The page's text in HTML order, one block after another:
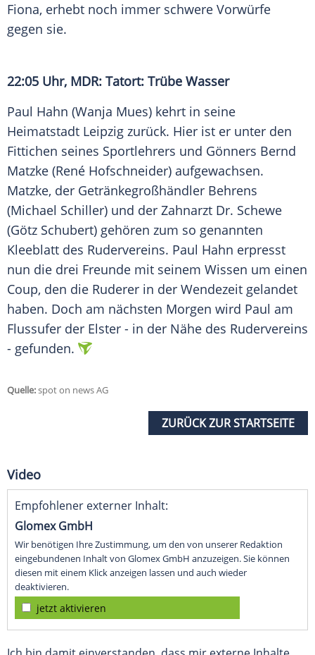
Fiona, erhebt noch immer schwere Vorwürfe
gegen sie.
22:05 Uhr, MDR: Tatort: Trübe Wasser
Paul Hahn (Wanja Mues) kehrt in seine
Heimatstadt Leipzig zurück. Hier ist er unter den
Fittichen seines Sportlehrers und Gönners Bernd
Matzke (René Hofschneider) aufgewachsen.
Matzke, der Getränkegroßhändler Behrens
(Michael Schiller) und der Zahnarzt Dr. Schewe
(Götz Schubert) gehören zum so genannten
Kleeblatt des Rudervereins. Paul Hahn erpresst
nun die drei Freunde mit seinem Wissen um einen
Coup, den die Ruderer in der Wendezeit gelandet
haben. Doch am nächsten Morgen wird Paul am
Flussufer der Elster - in der Nähe des Rudervereins
- gefunden.
Quelle:spot on news AG
ZURÜCK ZUR STARTSEITE
Video
Empfohlener externer Inhalt:
Glomex GmbH
Wir benötigen Ihre Zustimmung, um den von unserer Redaktion
eingebundenen Inhalt von Glomex GmbH anzuzeigen. Sie können
diesen mit einem Klick anzeigen lassen und auch wieder
deaktivieren.
jetzt aktivieren